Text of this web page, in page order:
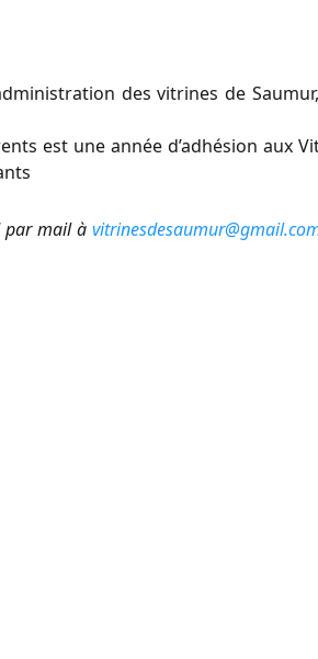
des vitrines de
est une année d’adhésion aux
par mail à